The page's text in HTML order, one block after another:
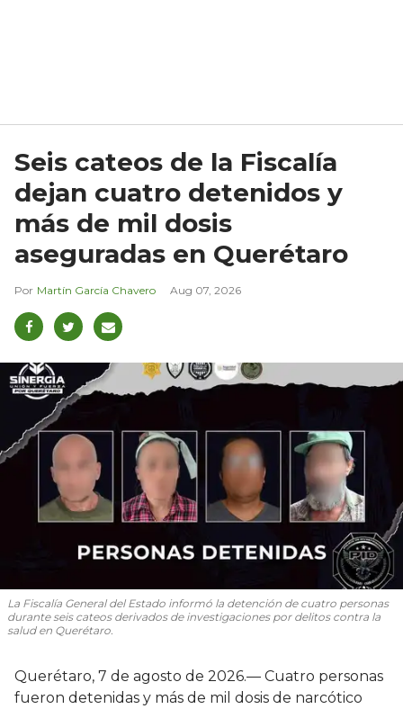
Seis cateos de la Fiscalía
dejan cuatro detenidos y
más de mil dosis
aseguradas en Querétaro
Martín García Chavero Aug 07, 2026
La Fiscalía General del Estado informó la detención de cuatro personas
durante seis cateos derivados de investigaciones por delitos contra la
salud en Querétaro.
Querétaro, 7 de agosto de 2026.— Cuatro personas
fueron detenidas y más de mil dosis de narcótico